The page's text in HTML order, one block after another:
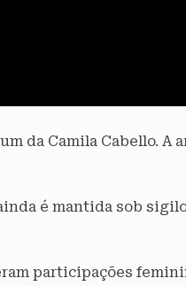
da Camila Cabello.
é mantida sob
participações